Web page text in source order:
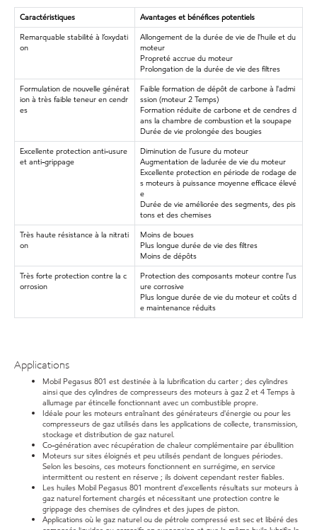
Caractéristiques
Avantages et bénéfices potentiels
Remarquable stabilité à l’oxydati
on
Allongement de la durée de vie de l'huile et du
moteur
Propreté accrue du moteur
Prolongation de la durée de vie des filtres
Formulation de nouvelle générat
ion à très faible teneur en cendr
es
Faible formation de dépôt de carbone à l'admi
ssion (moteur 2 Temps)
Formation réduite de carbone et de cendres d
ans la chambre de combustion et la soupape
Durée de vie prolongée des bougies
Excellente protection anti-usure
et anti-grippage
Diminution de l’usure du moteur
Augmentation de ladurée de vie du moteur
Excellente protection en période de rodage de
s moteurs à puissance moyenne efficace élevé
e
Durée de vie améliorée des segments, des pis
tons et des chemises
Très haute résistance à la nitrati
on
Moins de boues
Plus longue durée de vie des filtres
Moins de dépôts
Très forte protection contre la c
orrosion
Protection des composants moteur contre l'us
ure corrosive
Plus longue durée de vie du moteur et coûts d
e maintenance réduits
Applications
Mobil Pegasus 801 est destinée à la lubrification du carter ; des cylindres
ainsi que des cylindres de compresseurs des moteurs à gaz 2 et 4 Temps à
allumage par étincelle fonctionnant avec un combustible propre.
Idéale pour les moteurs entraînant des générateurs d'énergie ou pour les
compresseurs de gaz utilisés dans les applications de collecte, transmission,
stockage et distribution de gaz naturel.
Co-génération avec récupération de chaleur complémentaire par ébullition
Moteurs sur sites éloignés et peu utilisés pendant de longues périodes.
Selon les besoins, ces moteurs fonctionnent en surrégime, en service
intermittent ou restent en réserve ; ils doivent cependant rester fiables.
Les huiles Mobil Pegasus 801 montrent d'excellents résultats sur moteurs à
gaz naturel fortement chargés et nécessitant une protection contre le
grippage des chemises de cylindres et des jupes de piston.
Applications où le gaz naturel ou de pétrole compressé est sec et libéré des